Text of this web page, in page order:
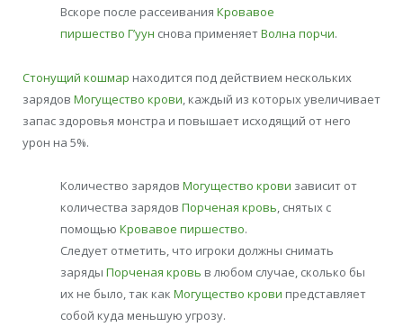
Вскоре после рассеивания Кровавое
пиршество Г’уун снова применяетВолна порчи.
Стонущий кошмар находится под действием нескольких
зарядов Могущество крови , каждый из которых увеличивает
запас здоровья монстра и повышает исходящий от него
урон на 5%.
Количество зарядов Могущество крови зависит от
количества зарядов Порченая кровь, снятых с
помощью Кровавое пиршество.
Следует отметить, что игроки должны снимать
заряды Порченая кровь в любом случае, сколько бы
их не было, так как Могущество крови представляет
собой куда меньшую угрозу.